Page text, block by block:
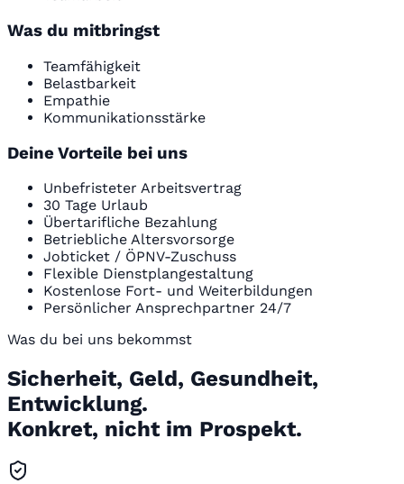
Was du mitbringst
Teamfähigkeit
Belastbarkeit
Empathie
Kommunikationsstärke
Deine Vorteile bei uns
Unbefristeter Arbeitsvertrag
30 Tage Urlaub
Übertarifliche Bezahlung
Betriebliche Altersvorsorge
Jobticket / ÖPNV-Zuschuss
Flexible Dienstplangestaltung
Kostenlose Fort- und Weiterbildungen
Persönlicher Ansprechpartner 24/7
Was du bei uns bekommst
Sicherheit, Geld, Gesundheit,
Entwicklung.
Konkret, nicht im Prospekt.